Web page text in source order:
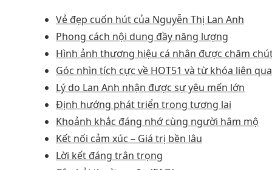
Vẻ đẹp cuốn hút của Nguyễn Thị Lan Anh
Phong cách nội dung đầy năng lượng
Hình ảnh thương hiệu cá nhân được chăm
Góc nhìn tích cực về HOT51 và từ khóa liên
Lý do Lan Anh nhận được sự yêu mến lớn
Định hướng phát triển trong tương lai
Khoảnh khắc đáng nhớ cùng người hâm mộ
Kết nối cảm xúc – Giá trị bền lâu
Lời kết đáng trân trọng